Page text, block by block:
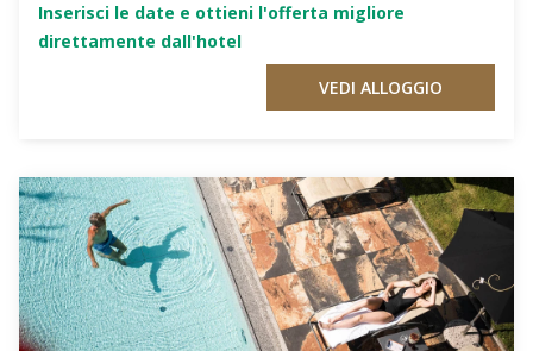
Inserisci le date e ottieni l'offerta migliore
direttamente dall'hotel
VEDI ALLOGGIO